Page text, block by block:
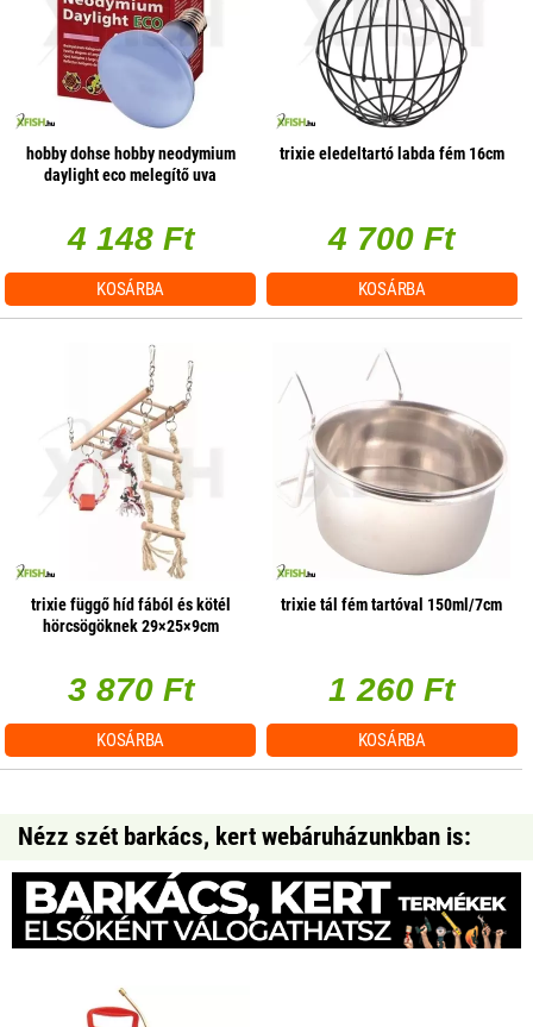
hobby dohse hobby neodymium
daylight eco melegítő uva
4 148 Ft
KOSÁRBA
trixie eledeltartó labda fém 16cm
4 700 Ft
KOSÁRBA
trixie függő híd fából és kötél
hörcsögöknek 29×25×9cm
3 870 Ft
KOSÁRBA
trixie tál fém tartóval 150ml/7cm
1 260 Ft
KOSÁRBA
Nézz szét barkács, kert webáruházunkban is: